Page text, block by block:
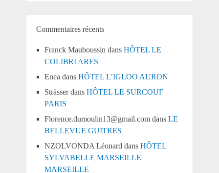
Commentaires récents
Franck Mauboussin dans HÔTEL LE
COLIBRI ARES
Enea dans HÔTEL L’IGLOO AURON
Strässerdans HÔTEL LE SURCOUF
PARIS
Florence.dumoulin13@gmail.comdans LE
BELLEVUE GUITRES
NZOLVONDA Léonard dans HÔTEL
SYLVABELLE MARSEILLE
MARSEILLE